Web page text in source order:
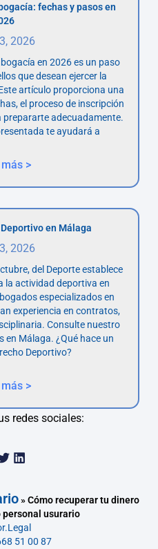
fechas y pasos en
2026
en 2026 es un paso
que desean ejercer la
artículo proporciona una
el proceso de inscripción
prepararte adecuadamente.
te ayudará a
>
en Málaga
2026
del Deporte establece
la actividad deportiva en
especializados en
experiencia en contratos,
Consulte nuestro
en Málaga. ¿Qué hace un
Deportivo?
>
redes sociales:
»Cómo recuperar tu dinero
personal usurario
51 00 87